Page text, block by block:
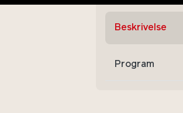
Beskrivelse
Program